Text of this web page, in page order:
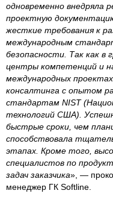
одновременно внедряла
проектную
жесткие требования к
международным
безопасности. Так как в
центры компетенций и
международных
консалтинга с опытом
стандартам NIST
технологий США).
быстрые сроки, чем
способствовала
этапах. Кроме того,
специалистов по
задач заказчика», —
менеджер ГК Softline.